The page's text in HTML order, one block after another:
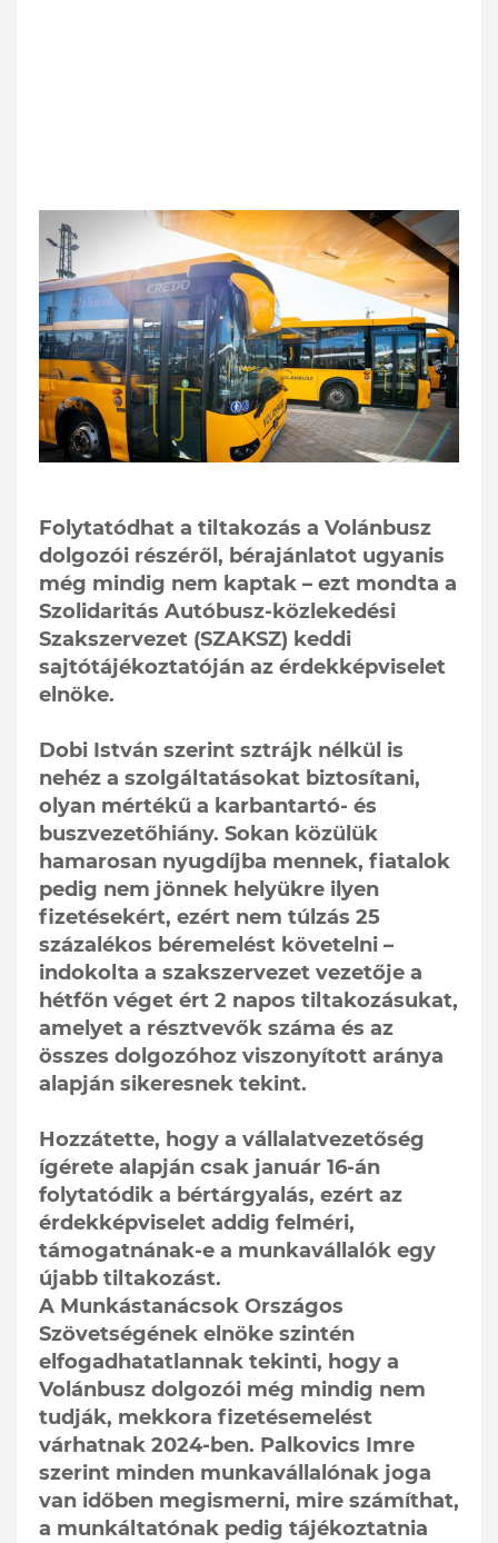
Folytatódhat a tiltakozás a Volánbusz
dolgozói részéről, bérajánlatot ugyanis
még mindig nem kaptak – ezt mondta a
Szolidaritás Autóbusz-közlekedési
Szakszervezet (SZAKSZ) keddi
sajtótájékoztatóján az érdekképviselet
elnöke.
Dobi István szerint sztrájk nélkül is
nehéz a szolgáltatásokat biztosítani,
olyan mértékű a karbantartó- és
buszvezetőhiány. Sokan közülük
hamarosan nyugdíjba mennek, fiatalok
pedig nem jönnek helyükre ilyen
fizetésekért, ezért nem túlzás 25
százalékos béremelést követelni –
indokolta a szakszervezet vezetője a
hétfőn véget ért 2 napos tiltakozásukat,
amelyet a résztvevők száma és az
összes dolgozóhoz viszonyított aránya
alapján sikeresnek tekint.
Hozzátette, hogy a vállalatvezetőség
ígérete alapján csak január 16-án
folytatódik a bértárgyalás, ezért az
érdekképviselet addig felméri,
támogatnának-e a munkavállalók egy
újabb tiltakozást.
A Munkástanácsok Országos
Szövetségének elnöke szintén
elfogadhatatlannak tekinti, hogy a
Volánbusz dolgozói még mindig nem
tudják, mekkora fizetésemelést
várhatnak 2024-ben. Palkovics Imre
szerint minden munkavállalónak joga
van időben megismerni, mire számíthat,
a munkáltatónak pedig tájékoztatnia